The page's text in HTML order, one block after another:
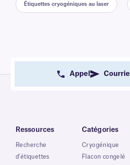
Étiquettes cryogéniques au laser
Appel Courriel
Ressources
Recherche
d'étiquettes
Catégories
Cryogénique
Flacon congelé